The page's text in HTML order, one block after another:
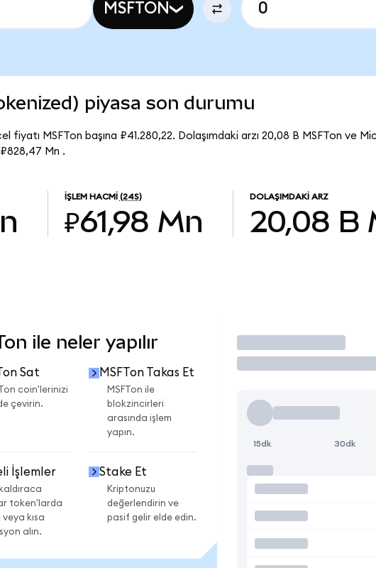
MSFTON
piyasa son durumu
fiyatı MSFTon başına ₽41.280,22. Dolaşımdaki arzı 20,08 B MSFTon ve
Mn .
İŞLEM HACMI (24S)
₽61,98 Mn
DOLAŞIMDAKI ARZ
20,08 B
ile neler yapılır
Sat
coin'lerinizi
çevirin.
MSFTon Takas Et
MSFTon ile
blokzincirleri
arasında işlem
yapın.
İşlemler
token'larda
veya kısa
alın.
Stake Et
Kriptonuzu
değerlendirin ve
pasif gelir elde edin.
İşlem Yap
15dk 30dk